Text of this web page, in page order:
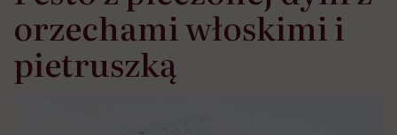
orzechami włoskimi i
pietruszką